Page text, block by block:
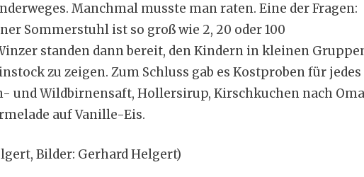
Manchmal musste man raten. Eine der Fragen:
Sommerstuhl ist so groß wie 2, 20 oder 100
standen dann bereit, den Kindern in kleinen
zu zeigen. Zum Schluss gab es Kostproben für jedes
und Wildbirnensaft, Hollersirup, Kirschkuchen nach
auf Vanille-Eis.
Bilder: Gerhard Helgert)